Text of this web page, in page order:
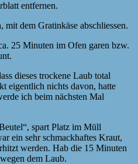
entfernen.
mit dem Gratinkäse abschliessen.
25 Minuten im Ofen garen bzw.
dieses trockene Laub total
eigentlich nichts davon, hatte
ich beim nächsten Mal
spart Platz im Müll
ein sehr schmackhaftes Kraut,
werden. Hab die 15 Minuten
dem Laub.